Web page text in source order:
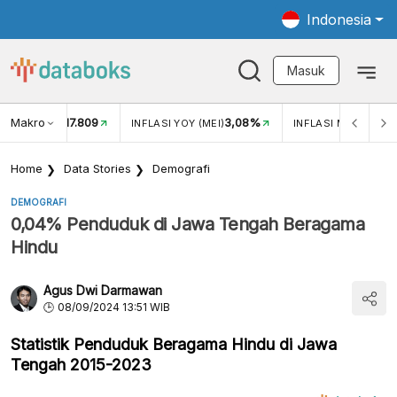
Indonesia
Masuk
Makro
USD/IDR 17.809 INFLASI YOY (MEI)3,08% INFLASI MOM (MEI)
Home Data Stories Demografi
DEMOGRAFI
0,04% Penduduk di Jawa Tengah Beragama
Hindu
Agus Dwi Darmawan
08/09/2024 13:51 WIB
Statistik Penduduk Beragama Hindu di Jawa
Tengah 2015-2023